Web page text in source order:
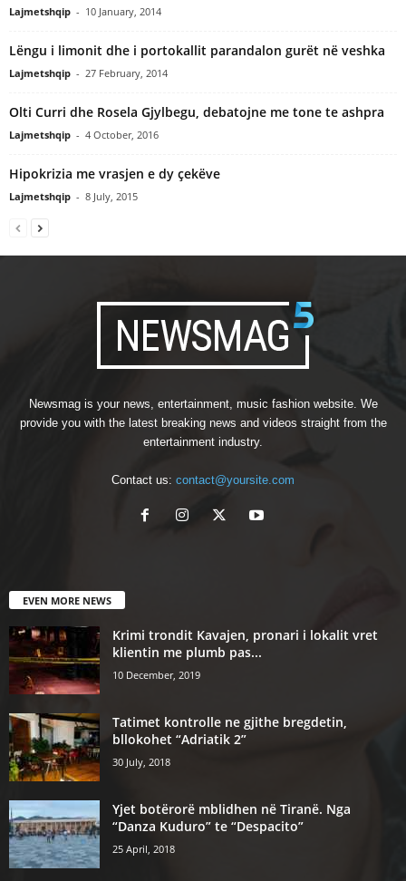
Lajmetshqip - 10 January, 2014
Lëngu i limonit dhe i portokallit parandalon gurët në veshka
Lajmetshqip - 27 February, 2014
Olti Curri dhe Rosela Gjylbegu, debatojne me tone te ashpra
Lajmetshqip - 4 October, 2016
Hipokrizia me vrasjen e dy çekëve
Lajmetshqip - 8 July, 2015
Newsmag is your news, entertainment, music fashion website. We
provide you with the latest breaking news and videos straight from the
entertainment industry.
Contact us: contact@yoursite.com
EVEN MORE NEWS
Krimi trondit Kavajen, pronari i lokalit vret
klientin me plumb pas...
10 December, 2019
Tatimet kontrolle ne gjithe bregdetin,
bllokohet “Adriatik 2”
30 July, 2018
Yjet botërorë mblidhen në Tiranë. Nga
“Danza Kuduro” te “Despacito”
25 April, 2018